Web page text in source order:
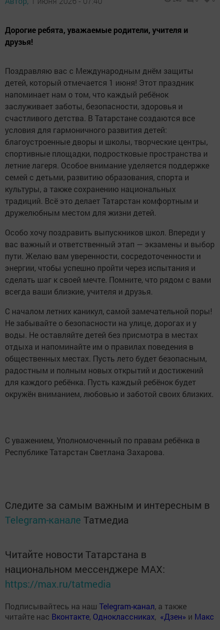
Дорогие ребята, уважаемые родители, учителя и
друзья!
Поздравляю вас с Международным днём защиты
детей, который отмечается 1 июня! Этот праздник
напоминает нам о том, что каждый ребёнок
заслуживает заботы, безопасности, здоровья и
счастливого детства. В Татарстане создаются все
условия для гармоничного развития детей:
благоустроенные дворы и школы, творческие центры,
спортивные площадки, подростковые пространства и
летние лагеря. Особое внимание уделяется поддержке
семей с детьми, развитию образования, спорта и
культуры, а также сохранению национальных
традиций. Всё это делает Татарстан комфортным и
дружелюбным местом для жизни детей.
Особо хочу поздравить выпускников школ. Впереди у
вас важный и ответственный этап — экзамены и выбор
пути. Желаю вам уверенности, сосредоточенности и
энергии, чтобы успешно пройти через испытания и
сделать шаг к своей мечте. Помните, что рядом с вами
всегда ваши близкие, учителя и друзья.
С началом летних каникул, самой замечательной поры!
Не забывайте о безопасности на улице, дорогах и у
воды. Не оставляйте детей без присмотра в местах
отдыха и напоминайте им о правилах поведения в
общественных местах. Пусть лето будет безопасным,
радостным и полным новых открытий и достижений
для каждого ребёнка. Пусть каждый ребёнок будет
окружён вниманием, любовью и заботой своих близких.
С уважением, Уполномоченный по правам ребёнка в
Республике Татарстан Светлана Захарова.
Следите за самым важным и интересным в
Telegram-канале Татмедиа
Читайте новости Татарстана в
национальном мессенджере MАХ:
https://max.ru/tatmedia
Подписывайтесь на наш Telegram-канал, а также
читайте нас Вконтакте, Одноклассниках, «Дзен» и Макс